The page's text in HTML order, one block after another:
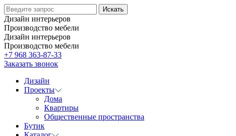
Дизайн интерьеров
Производство мебели
Дизайн интерьеров
Производство мебели
+7 968 363-87-33
Заказать звонок
Дизайн
Проекты
Дома
Квартиры
Общественные пространства
Бутик